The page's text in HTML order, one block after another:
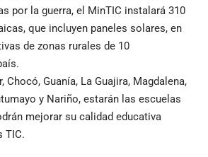
por la guerra, el MinTIC instalará 310
que incluyen paneles solares, en
de zonas rurales de 10
Chocó, Guanía, La Guajira, Magdalena,
y Nariño, estarán las escuelas
mejorar su calidad educativa
TIC.